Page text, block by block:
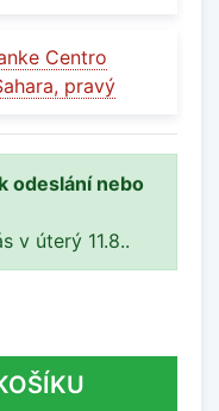
Centro
pravý
odeslání nebo
v úterý 11.8..